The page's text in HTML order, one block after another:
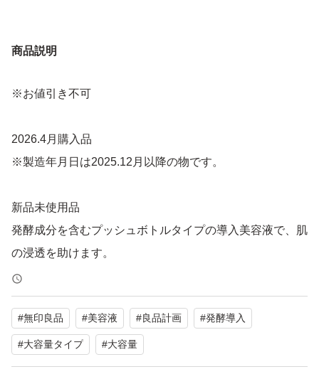
商品説明
※お値引き不可
2026.4月購入品
※製造年月日は2025.12月以降の物です。
新品未使用品
発酵成分を含むプッシュボトルタイプの導入美容液で、肌
の浸透を助けます。
- 製品名: 発酵導入美容液
- タイプ: ブースター・導入液
- ブランド: 無印良品
- 容量: 100ml
#無印良品 #美容液 #良品計画 #発酵導入
#大容量タイプ #大容量